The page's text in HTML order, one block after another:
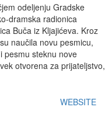
odeljenju Gradske
dramska radionica
Buča iz Kljajićeva. Kroz
naučila novu pesmicu,
pesmu steknu nove
otvorena za prijateljstvo,
WEBSITE